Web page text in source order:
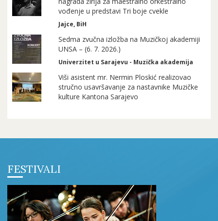
vođenje u predstavi Tri boje cvekle
Jajce, BiH
Sedma zvučna izložba na Muzičkoj akademiji
UNSA – (6. 7. 2026.)
Univerzitet u Sarajevu - Muzička akademija
Viši asistent mr. Nermin Ploskić realizovao
stručno usavršavanje za nastavnike Muzičke
kulture Kantona Sarajevo
FESTIVALI